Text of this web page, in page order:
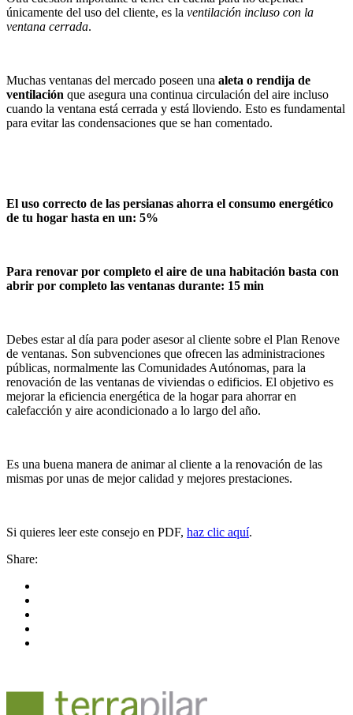
únicamente del uso del cliente, es la ventilación incluso con la
ventana cerrada.
Muchas ventanas del mercado poseen una aleta o rendija de
ventilación que asegura una continua circulación del aire incluso
cuando la ventana está cerrada y está lloviendo. Esto es fundamental
para evitar las condensaciones que se han comentado.
El uso correcto de las persianas ahorra el consumo energético
de tu hogar hasta en un: 5%
Para renovar por completo el aire de una habitación basta con
abrir por completo las ventanas durante: 15 min
Debes estar al día para poder asesor al cliente sobre el Plan Renove
de ventanas. Son subvenciones que ofrecen las administraciones
públicas, normalmente las Comunidades Autónomas, para la
renovación de las ventanas de viviendas o edificios. El objetivo es
mejorar la eficiencia energética de la hogar para ahorrar en
calefacción y aire acondicionado a lo largo del año.
Es una buena manera de animar al cliente a la renovación de las
mismas por unas de mejor calidad y mejores prestaciones.
Si quieres leer este consejo en PDF, haz clic aquí.
Share: